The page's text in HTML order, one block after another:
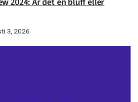
3, 2026